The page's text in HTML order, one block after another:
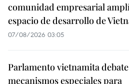
comunidad empresarial
espacio de desarrollo de
07/08/2026 03:05
Parlamento vietnamita debate
mecanismos especiales para